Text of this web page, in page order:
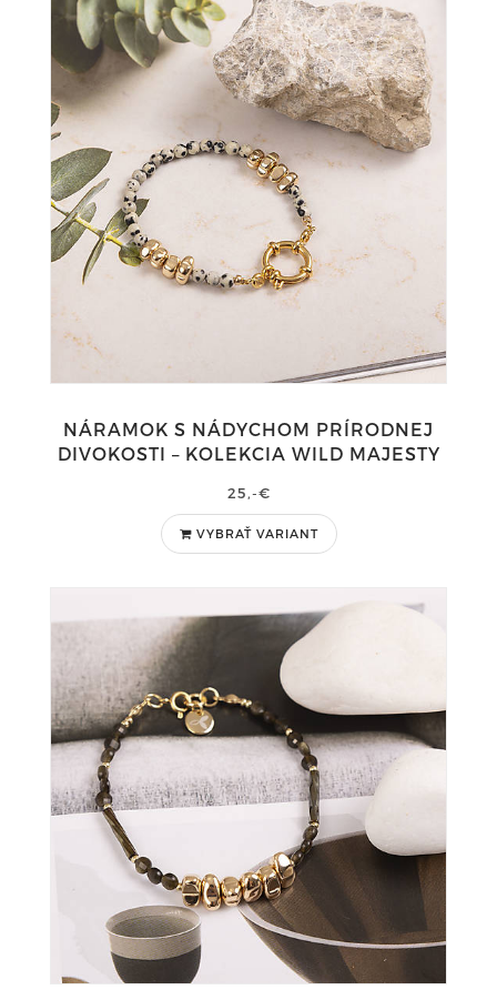
NÁRAMOK S NÁDYCHOM PRÍRODNEJ
DIVOKOSTI – KOLEKCIA WILD MAJESTY
25,-€
VYBRAŤ VARIANT